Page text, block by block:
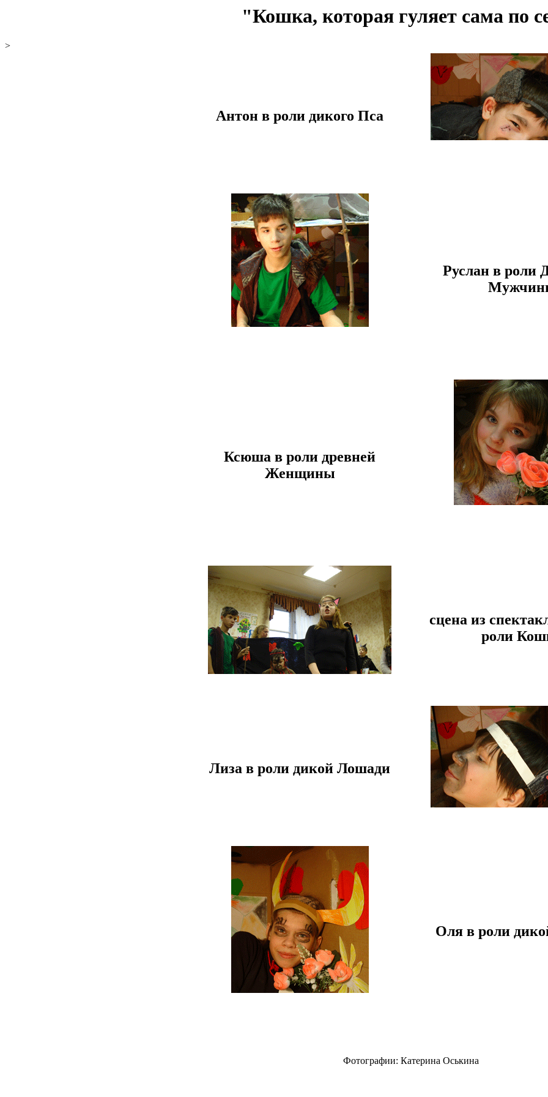
"Кошка, которая гуляет сама по
>
Антон в роли дикого Пса
Руслан в роли
Ксюша в роли древней
Женщины
сцена из
роли
Лиза в роли дикой Лошади
Оля в роли
Фотографии: Катерина Оськина